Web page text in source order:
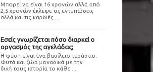
Μπορεί να είναι 16 χρονών αλλά από
2,5 χρονών έκλεψε τις εντυπώσεις
αλλά και τις καρδιές ...
Εσείς γνωρίζεται πόσο διαρκεί ο
οργασμός της αγελάδας;
Η φύση είναι ένα βασίλειο τεράστιο.
Φυτά και ζώα μοναδικά με την
δική τους ιστορία το κάθε ...